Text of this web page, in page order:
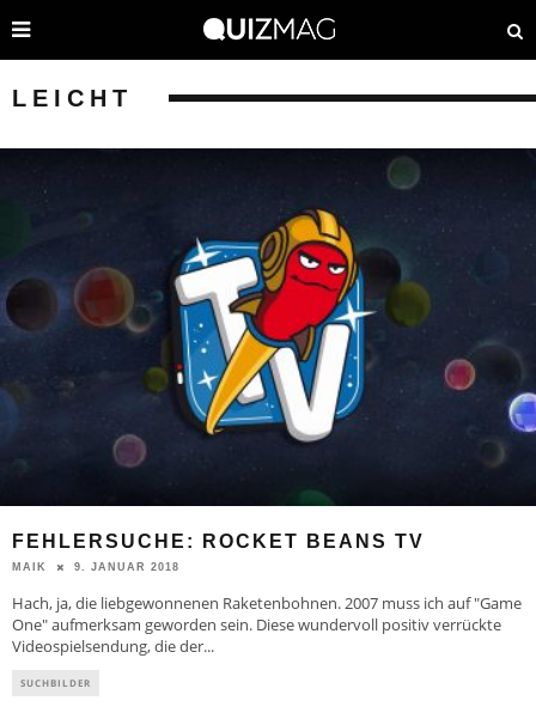
LEICHT
FEHLERSUCHE: ROCKET BEANS TV
MAIK 9. JANUAR 2018
Hach, ja, die liebgewonnenen Raketenbohnen. 2007 muss ich auf "Game
One" aufmerksam geworden sein. Diese wundervoll positiv verrückte
Videospielsendung, die der...
SUCHBILDER